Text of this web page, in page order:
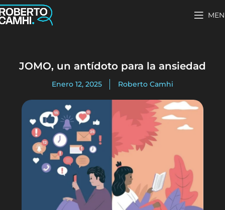
JOMO, un antídoto para la ansiedad
Enero 12, 2025 Roberto Camhi